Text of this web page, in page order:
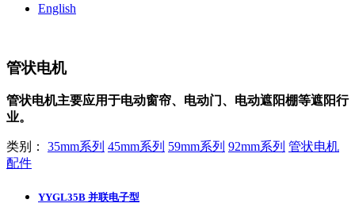
English
管状电机
管状电机主要应用于电动窗帘、电动门、电动遮阳棚等遮阳行
业。
类别： 35mm系列 45mm系列 59mm系列 92mm系列 管状电机
配件
YYGL35B 并联电子型